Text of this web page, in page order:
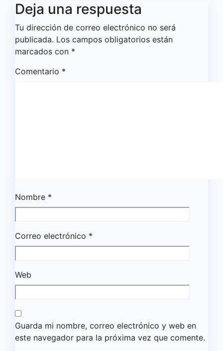
Deja una respuesta
Tu dirección de correo electrónico no será
publicada. Los campos obligatorios están
marcados con *
Comentario *
Nombre *
Correo electrónico *
Web
Guarda mi nombre, correo electrónico y web en
este navegador para la próxima vez que comente.